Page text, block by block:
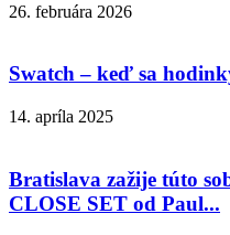
26. februára 2026
Swatch – keď sa
14. apríla 2025
Bratislava zažije túto
CLOSE SET od Paul...